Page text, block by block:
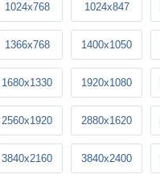
1024x768 1024x847
1366x768 1400x1050
1680x1330 1920x1080
2560x1920 2880x1620
3840x2160 3840x2400